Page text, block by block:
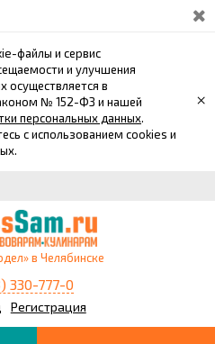
файлы и сервис
и улучшения
осуществляется в
№ 152-ФЗ и нашей
персональных данных.
с использованием cookies и
×
в Челябинске
330-777-0
Регистрация